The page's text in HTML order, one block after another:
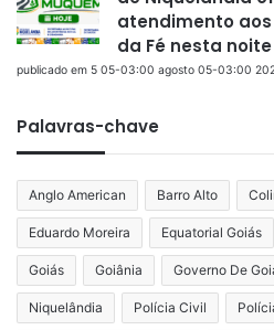
atendimento aos
da Fé nesta noite
publicado em 5 05-03:00 agosto 05-03:00
Palavras-chave
Anglo American Barro Alto
Eduardo Moreira Equatorial Goiás
Goiás Goiânia Governo De
Niquelândia Polícia Civil